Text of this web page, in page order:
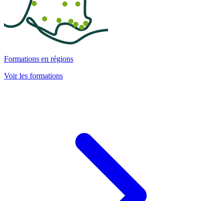
Formations en régions
Voir les formations